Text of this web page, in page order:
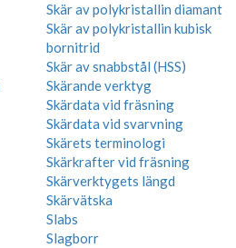
Skär av polykristallin diamant
Skär av polykristallin kubisk
bornitrid
Skär av snabbstål (HSS)
Skärande verktyg
Skärdata vid fräsning
Skärdata vid svarvning
Skärets terminologi
Skärkrafter vid fräsning
Skärverktygets längd
Skärvätska
Slabs
Slagborr